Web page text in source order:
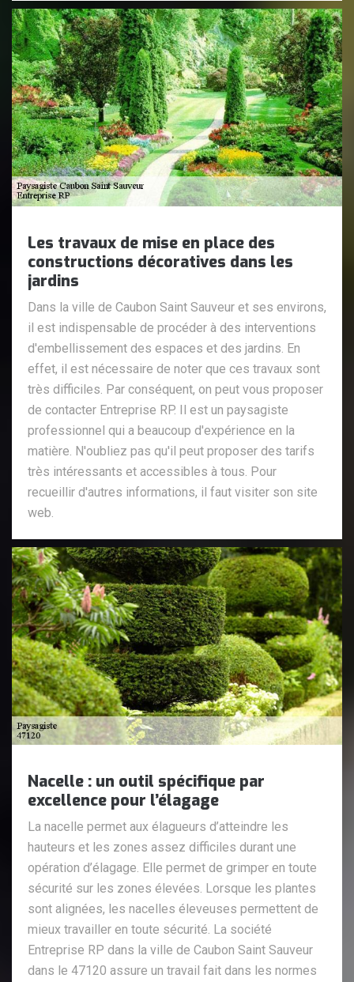
Les travaux de mise en place des
constructions décoratives dans les
jardins
Dans la ville de Caubon Saint Sauveur et ses environs,
il est indispensable de procéder à des interventions
d'embellissement des espaces et des jardins. En
effet, il est nécessaire de noter que ces travaux sont
très difficiles. Par conséquent, on peut vous proposer
de contacter Entreprise RP. Il est un paysagiste
professionnel qui a beaucoup d'expérience en la
matière. N'oubliez pas qu'il peut proposer des tarifs
très intéressants et accessibles à tous. Pour
recueillir d'autres informations, il faut visiter son site
web.
Nacelle : un outil spécifique par
excellence pour l’élagage
La nacelle permet aux élagueurs d’atteindre les
hauteurs et les zones assez difficiles durant une
opération d’élagage. Elle permet de grimper en toute
sécurité sur les zones élevées. Lorsque les plantes
sont alignées, les nacelles éleveuses permettent de
mieux travailler en toute sécurité. La société
Entreprise RP dans la ville de Caubon Saint Sauveur
dans le 47120 assure un travail fait dans les normes